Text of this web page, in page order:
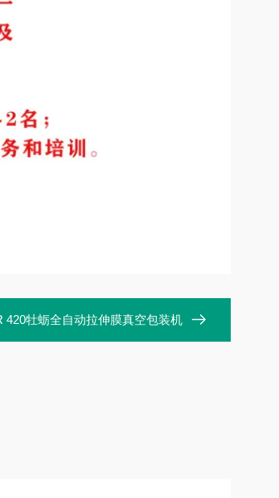
420牡蛎全自动拉伸膜真空包装机